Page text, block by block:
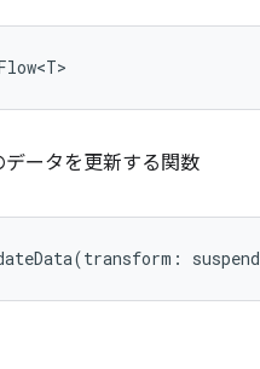
ータを更新する関数
(transform : suspend